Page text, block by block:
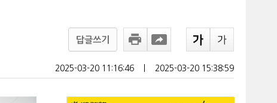
답글쓰기
2025-03-20 11:16:46 2025-03-20 15:38:59